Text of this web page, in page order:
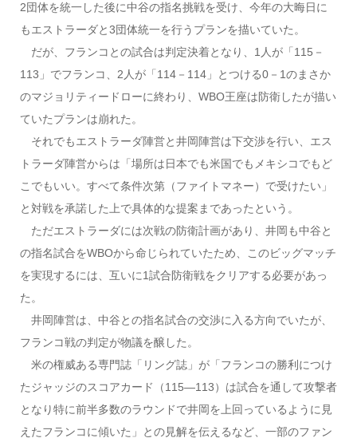
2団体を統一した後に中谷の指名挑戦を受け、今年の大晦日に
もエストラーダと3団体統一を行うプランを描いていた。
だが、フランコとの試合は判定決着となり、1人が「115－
113」でフランコ、2人が「114－114」とつける0－1のまさか
のマジョリティードローに終わり、WBO王座は防衛したが描い
ていたプランは崩れた。
それでもエストラーダ陣営と井岡陣営は下交渉を行い、エス
トラーダ陣営からは「場所は日本でも米国でもメキシコでもど
こでもいい。すべて条件次第（ファイトマネー）で受けたい」
と対戦を承諾した上で具体的な提案まであったという。
ただエストラーダには次戦の防衛計画があり、井岡も中谷と
の指名試合をWBOから命じられていたため、このビッグマッチ
を実現するには、互いに1試合防衛戦をクリアする必要があっ
た。
井岡陣営は、中谷との指名試合の交渉に入る方向でいたが、
フランコ戦の判定が物議を醸した。
米の権威ある専門誌「リング誌」が「フランコの勝利につけ
たジャッジのスコアカード（115―113）は試合を通して攻撃者
となり特に前半多数のラウンドで井岡を上回っているように見
えたフランコに傾いた」との見解を伝えるなど、一部のファン